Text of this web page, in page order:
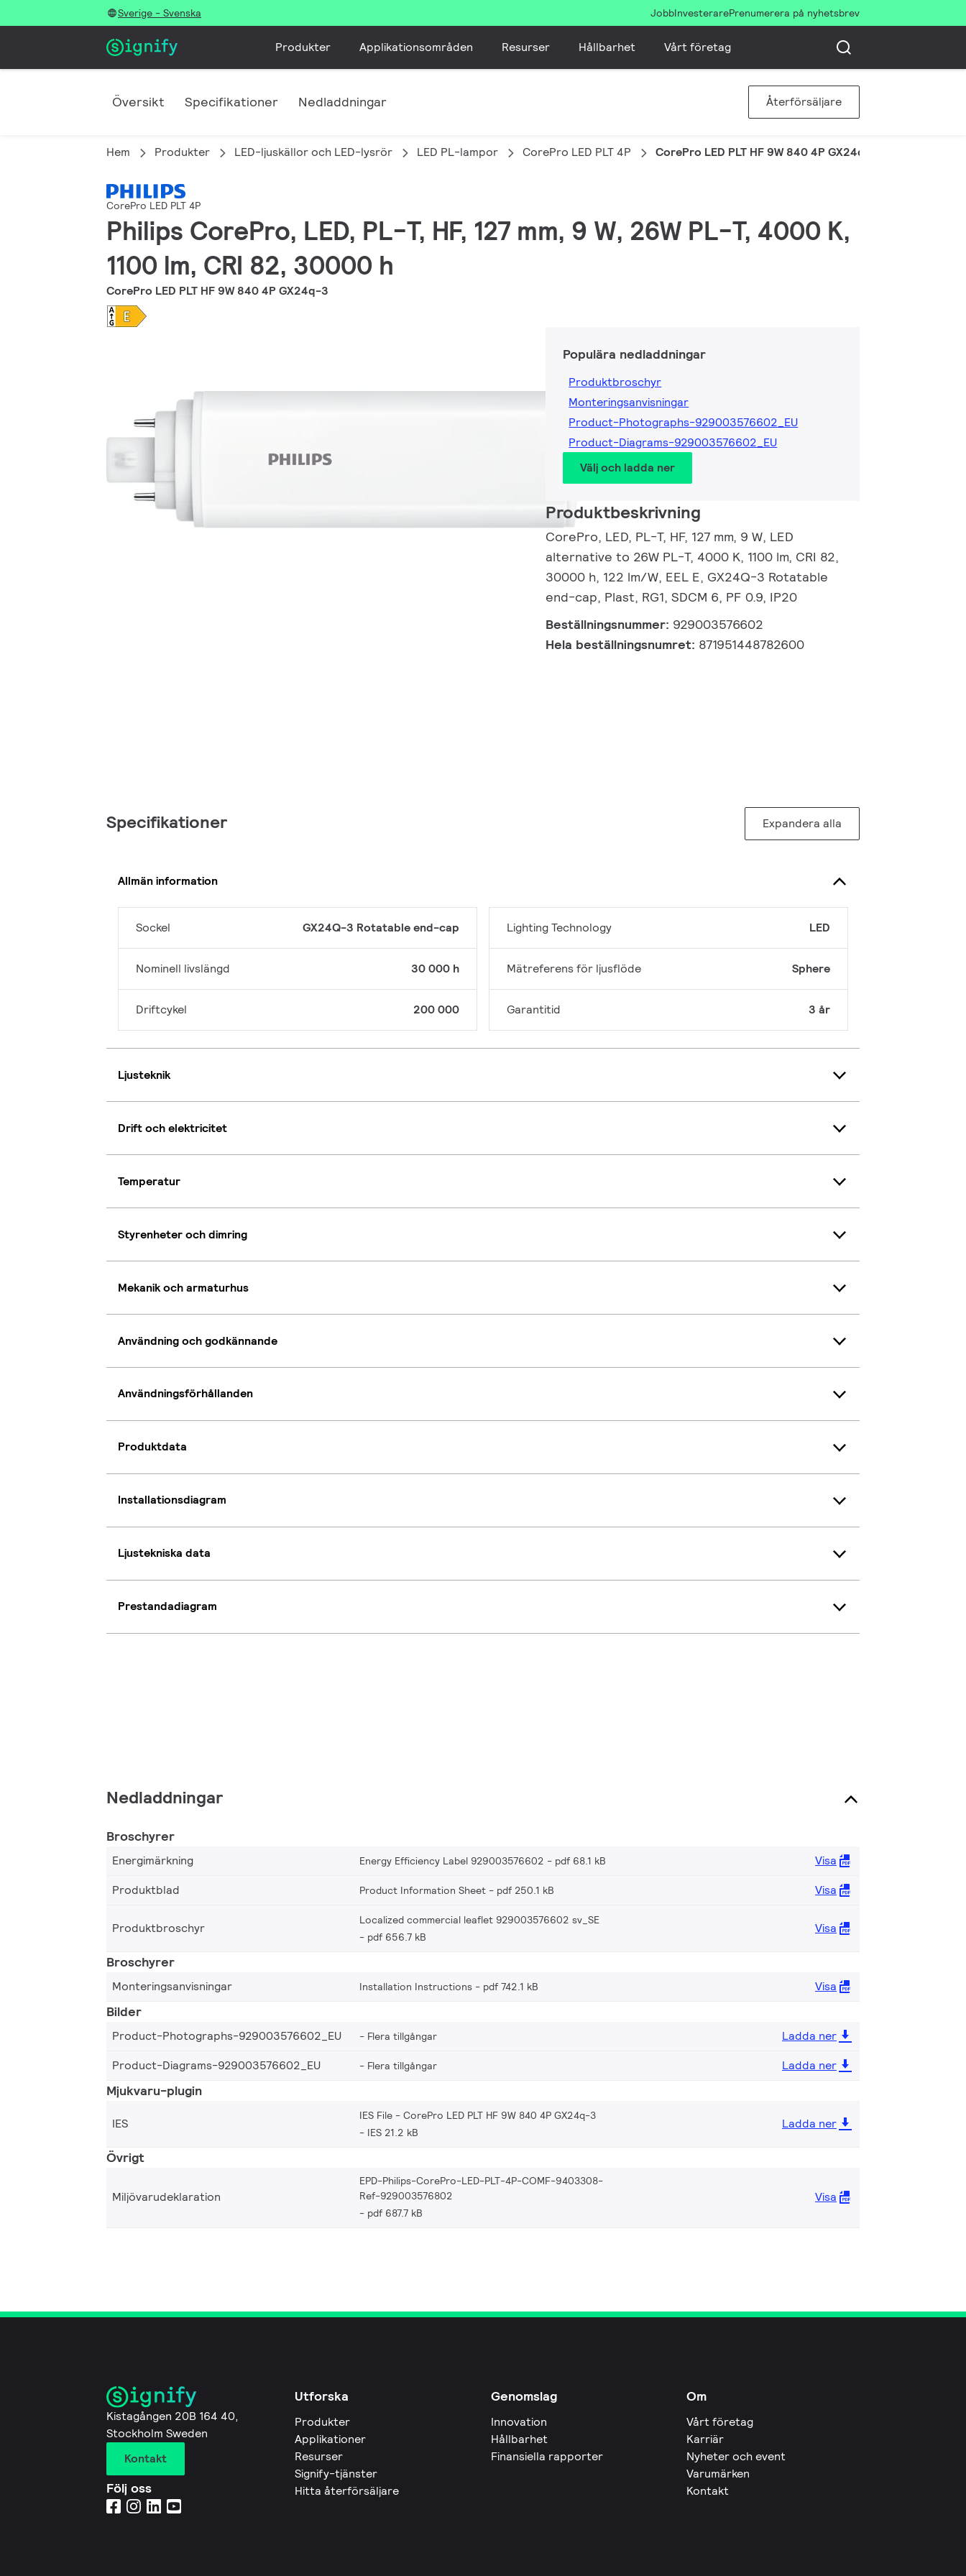
Sverige - Svenska JobbInvesterarePrenumerera på nyhetsbrev
Produkter Applikationsområden Resurser Hållbarhet Vårt företag
Översikt Specifikationer Nedladdningar Återförsäljare
Hem Produkter LED-ljuskällor och LED-lysrör LED PL-lampor CorePro LED PLT 4P CorePro LED PLT HF 9W 840 4P GX24q-3
CorePro LED PLT 4P
Philips CorePro, LED, PL-T, HF, 127 mm, 9 W, 26W PL-T, 4000 K,
1100 lm, CRI 82, 30000 h
CorePro LED PLT HF 9W 840 4P GX24q-3
Populära nedladdningar
Produktbroschyr
Monteringsanvisningar
Product-Photographs-929003576602_EU
Product-Diagrams-929003576602_EU
Välj och ladda ner
Produktbeskrivning
CorePro, LED, PL-T, HF, 127 mm, 9 W, LED
alternative to 26W PL-T, 4000 K, 1100 lm, CRI 82,
30000 h, 122 lm/W, EEL E, GX24Q-3 Rotatable
end-cap, Plast, RG1, SDCM 6, PF 0.9, IP20
Beställningsnummer: 929003576602
Hela beställningsnumret: 871951448782600
Specifikationer Expandera alla
Allmän information
Sockel GX24Q-3 Rotatable end-cap
Nominell livslängd 30 000 h
Driftcykel 200 000
Lighting Technology LED
Mätreferens för ljusflöde Sphere
Garantitid 3 år
Ljusteknik
Drift och elektricitet
Temperatur
Styrenheter och dimring
Mekanik och armaturhus
Användning och godkännande
Användningsförhållanden
Produktdata
Installationsdiagram
Ljustekniska data
Prestandadiagram
Nedladdningar
Broschyrer
Energimärkning Energy Efficiency Label 929003576602 pdf 68.1 kB
Visa
Produktblad
Product Information Sheet pdf 250.1 kB Visa
Produktbroschyr
Localized commercial leaflet 929003576602 sv_SE
pdf 656.7 kB
Visa
Broschyrer
Monteringsanvisningar Installation Instructions pdf 742.1 kB Visa
Bilder
Product-Photographs-929003576602_EU Flera tillgångar
Ladda ner
Product-Diagrams-929003576602_EU
Flera tillgångar Ladda ner
Mjukvaru-plugin
IES
IES File - CorePro LED PLT HF 9W 840 4P GX24q-3
IES 21.2 kB
Ladda ner
Övrigt
Miljövarudeklaration
EPD-Philips-CorePro-LED-PLT-4P-COMF-9403308-
Ref-929003576802
pdf 687.7 kB
Visa
Kistagången 20B 164 40,
Stockholm Sweden
Kontakt
Följ oss
Utforska
Produkter
Applikationer
Resurser
Signify-tjänster
Hitta återförsäljare
Genomslag
Innovation
Hållbarhet
Finansiella rapporter
Om
Vårt företag
Karriär
Nyheter och event
Varumärken
Kontakt